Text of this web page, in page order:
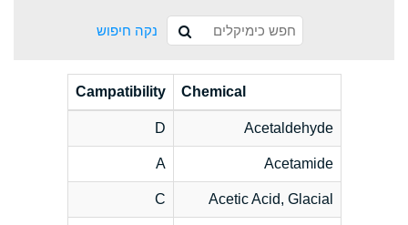
נקה חיפוש
Chemical
Campatibility
Acetaldehyde
D
Acetamide
A
Acetic Acid, Glacial
C